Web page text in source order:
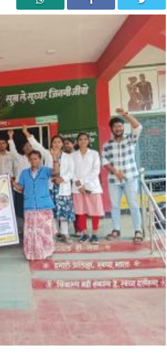
पर लगाए प्रदूषण के आरोप, जांच औ...
संरक्षण का लिया संकल्प
और संगठन मजबूती पर हु...